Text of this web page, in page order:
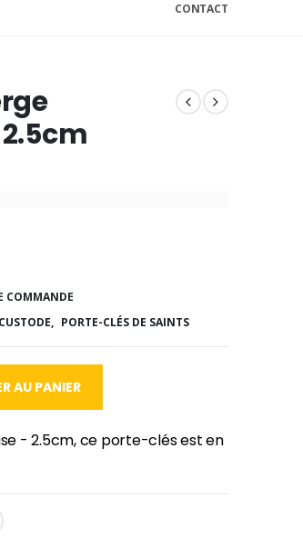
CONTACT
COMMANDE
PORTE-CLÉS DE SAINTS
AU PANIER
- 2.5cm, ce porte-clés est en